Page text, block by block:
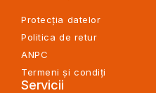
Protecția datelor
Politica de retur
ANPC
Termeni și condiți
Servicii